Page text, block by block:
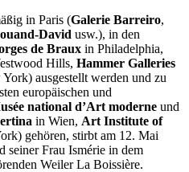
in Paris (Galerie Barreiro,
David usw.), in den
de Braux in Philadelphia,
Hills, Hammer Galleries
ausgestellt werden und zu
europäischen und
national d’Art moderne und
in Wien, Art Institute of
gehören, stirbt am 12. Mai
seiner Frau Ismérie in dem
Weiler La Boissière.